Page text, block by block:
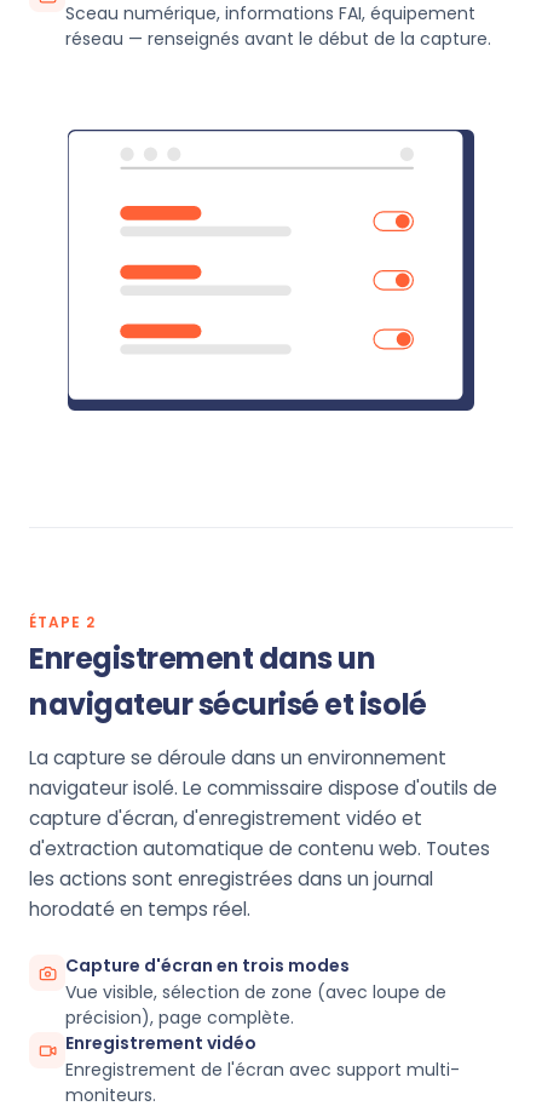
Sceau numérique, informations FAI, équipement
réseau — renseignés avant le début de la capture.
ÉTAPE 2
Enregistrement dans un
navigateur sécurisé et isolé
La capture se déroule dans un environnement
navigateur isolé. Le commissaire dispose d'outils de
capture d'écran, d'enregistrement vidéo et
d'extraction automatique de contenu web. Toutes
les actions sont enregistrées dans un journal
horodaté en temps réel.
Capture d'écran en trois modes
Vue visible, sélection de zone (avec loupe de
précision), page complète.
Enregistrement vidéo
Enregistrement de l'écran avec support multi-
moniteurs.